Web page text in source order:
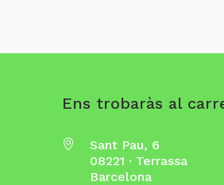
Ens trobaràs al
Sant Pau, 6
08221 · Terrassa
Barcelona